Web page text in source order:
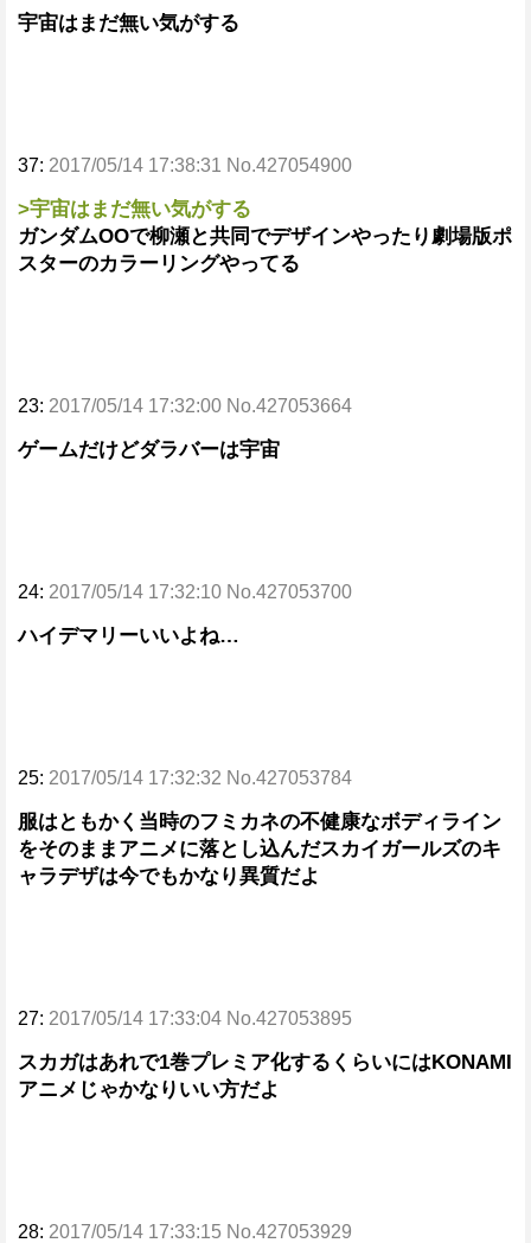
宇宙はまだ無い気がする
37: 2017/05/14 17:38:31 No.427054900
>宇宙はまだ無い気がする
ガンダムOOで柳瀬と共同でデザインやったり劇場版ポ
スターのカラーリングやってる
23: 2017/05/14 17:32:00 No.427053664
ゲームだけどダラバーは宇宙
24: 2017/05/14 17:32:10 No.427053700
ハイデマリーいいよね…
25: 2017/05/14 17:32:32 No.427053784
服はともかく当時のフミカネの不健康なボディライン
をそのままアニメに落とし込んだスカイガールズのキ
ャラデザは今でもかなり異質だよ
27: 2017/05/14 17:33:04 No.427053895
スカガはあれで1巻プレミア化するくらいにはKONAMI
アニメじゃかなりいい方だよ
28: 2017/05/14 17:33:15 No.427053929